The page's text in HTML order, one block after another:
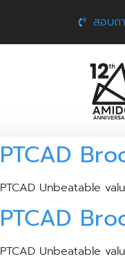
สอบถ
PTCAD
PTCAD Unbeatable
PTCAD
PTCAD Unbeatable